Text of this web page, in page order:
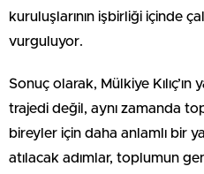
kuruluşlarının işbirliği içinde
vurguluyor.
Sonuç olarak, Mülkiye
trajedi değil, aynı zamanda
bireyler için daha anlamlı bir
atılacak adımlar, toplumun